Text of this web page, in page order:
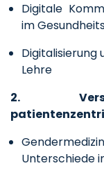
Digitale
im
Digitalisierung
Lehre
2.
Unterschiede